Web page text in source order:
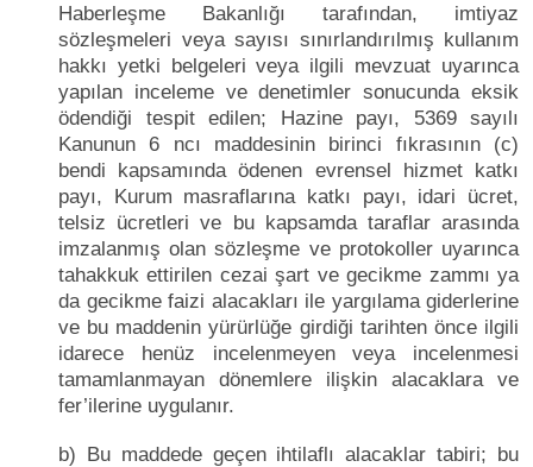
Haberleşme Bakanlığı tarafından, imtiyaz
sözleşmeleri veya sayısı sınırlandırılmış kullanım
hakkı yetki belgeleri veya ilgili mevzuat uyarınca
yapılan inceleme ve denetimler sonucunda eksik
ödendiği tespit edilen; Hazine payı, 5369 sayılı
Kanunun 6 ncı maddesinin birinci fıkrasının (c)
bendi kapsamında ödenen evrensel hizmet katkı
payı, Kurum masraflarına katkı payı, idari ücret,
telsiz ücretleri ve bu kapsamda taraflar arasında
imzalanmış olan sözleşme ve protokoller uyarınca
tahakkuk ettirilen cezai şart ve gecikme zammı ya
da gecikme faizi alacakları ile yargılama giderlerine
ve bu maddenin yürürlüğe girdiği tarihten önce ilgili
idarece henüz incelenmeyen veya incelenmesi
tamamlanmayan dönemlere ilişkin alacaklara ve
fer’ilerine uygulanır.
b) Bu maddede geçen ihtilaflı alacaklar tabiri; bu